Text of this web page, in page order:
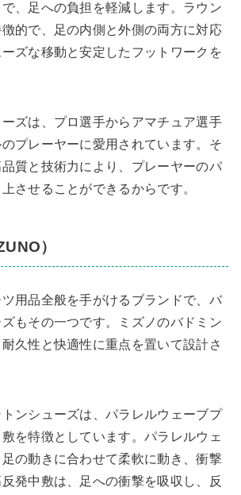
、足への負担を軽減します。ラウン
徴的で、足の内側と外側の両方に対応
ズな移動と安定したフットワークを
ズは、プロ選手からアマチュア選手
プレーヤーに愛用されています。そ
質と技術力により、プレーヤーのパ
させることができるからです。
）
用品全般を手がけるブランドで、バ
ズもその一つです。ミズノのバドミン
耐久性と快適性に重点を置いて設計さ
ンシューズは、パラレルウェーブプ
を特徴としています。パラレルウェ
の動きに合わせて柔軟に動き、衝撃
発中敷は、足への衝撃を吸収し、反